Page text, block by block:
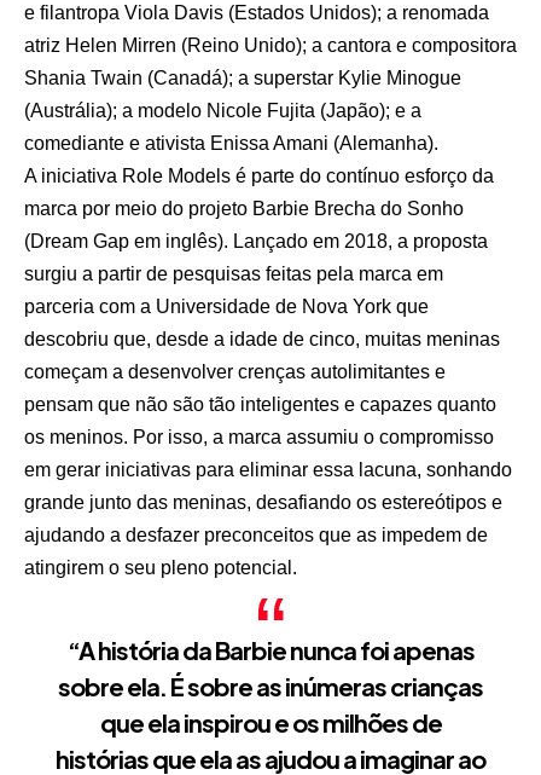
e filantropa Viola Davis (Estados Unidos); a renomada
atriz Helen Mirren (Reino Unido); a cantora e compositora
Shania Twain (Canadá); a superstar Kylie Minogue
(Austrália); a modelo Nicole Fujita (Japão); e a
comediante e ativista Enissa Amani (Alemanha).
A iniciativa Role Models é parte do contínuo esforço da
marca por meio do projeto Barbie Brecha do Sonho
(Dream Gap em inglês). Lançado em 2018, a proposta
surgiu a partir de pesquisas feitas pela marca em
parceria com a Universidade de Nova York que
descobriu que, desde a idade de cinco, muitas meninas
começam a desenvolver crenças autolimitantes e
pensam que não são tão inteligentes e capazes quanto
os meninos. Por isso, a marca assumiu o compromisso
em gerar iniciativas para eliminar essa lacuna, sonhando
grande junto das meninas, desafiando os estereótipos e
ajudando a desfazer preconceitos que as impedem de
atingirem o seu pleno potencial.
“A história da Barbie nunca foi apenas
sobre ela. É sobre as inúmeras crianças
que ela inspirou e os milhões de
histórias que ela as ajudou a imaginar ao